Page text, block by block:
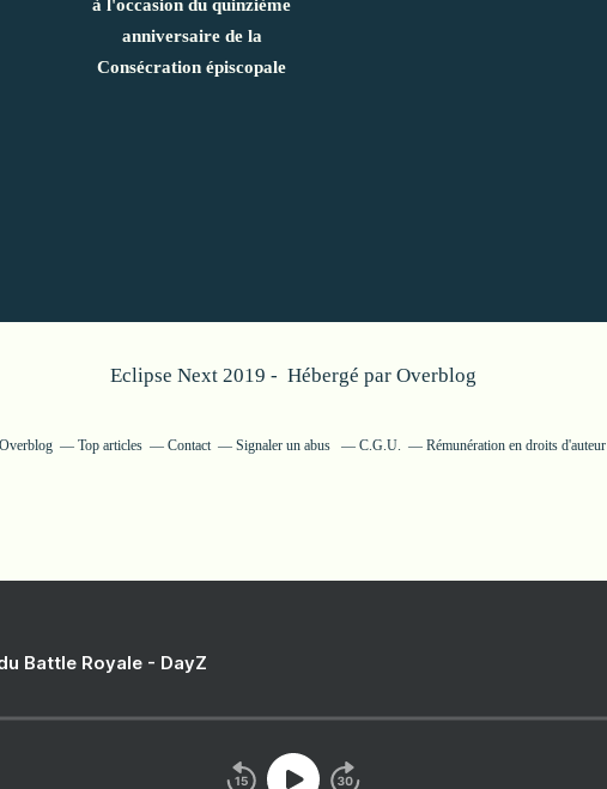
à l'occasion du quinzième
anniversaire de la
Consécration épiscopale
Eclipse Next 2019 - Hébergé par Overblog
Top articles Contact Signaler un abus C.G.U. Rémunération en droits d'auteur
Battle Royale - DayZ